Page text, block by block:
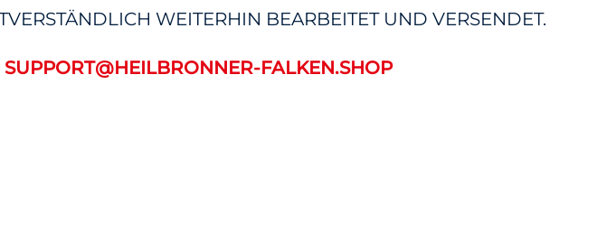
WEITERHIN BEARBEITET UND VERSENDET.
SUPPORT@HEILBRONNER-FALKEN.SHOP